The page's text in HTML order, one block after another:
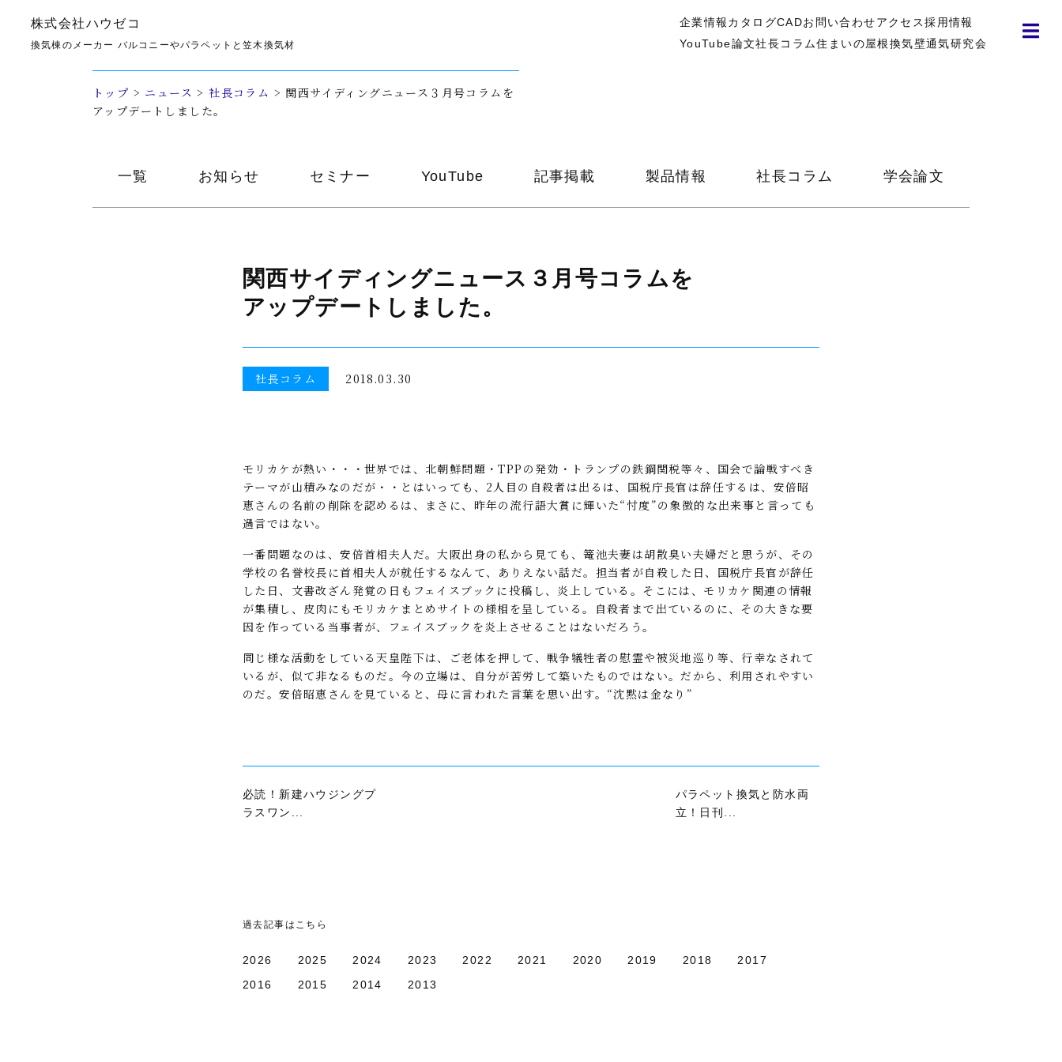
株式会社ハウゼコ
換気棟のメーカー バルコニーやパラペットと笠木換気材
企業情報カタログCADお問い合わせアクセス採用情報
YouTube論文社長コラム住まいの屋根換気壁通気研究会
社長コラム
トップ > ニュース >社長コラム > 関西サイディングニュース３月号コラムを
アップデートしました。
一覧 お知らせ セミナー YouTube 記事掲載 製品情報 社長コラム 学会論文
関西サイディングニュース３月号コラムを
アップデートしました。
社長コラム 2018.03.30
モリカケが熱い・・・世界では、北朝鮮問題・TPPの発効・トランプの鉄鋼関税等々、国会で論戦すべき
テーマが山積みなのだが・・とはいっても、2人目の自殺者は出るは、国税庁長官は辞任するは、安倍昭
恵さんの名前の削除を認めるは、まさに、昨年の流行語大賞に輝いた“忖度”の象徴的な出来事と言っても
過言ではない。
一番問題なのは、安倍首相夫人だ。大阪出身の私から見ても、篭池夫妻は胡散臭い夫婦だと思うが、その
学校の名誉校長に首相夫人が就任するなんて、ありえない話だ。担当者が自殺した日、国税庁長官が辞任
した日、文書改ざん発覚の日もフェイスブックに投稿し、炎上している。そこには、モリカケ関連の情報
が集積し、皮肉にもモリカケまとめサイトの様相を呈している。自殺者まで出ているのに、その大きな要
因を作っている当事者が、フェイスブックを炎上させることはないだろう。
同じ様な活動をしている天皇陛下は、ご老体を押して、戦争犠牲者の慰霊や被災地巡り等、行幸なされて
いるが、似て非なるものだ。今の立場は、自分が苦労して築いたものではない。だから、利用されやすい
のだ。安倍昭恵さんを見ていると、母に言われた言葉を思い出す。“沈黙は金なり”
必読！新建ハウジングプ
ラスワン...
パラペット換気と防水両
立！日刊...
過去記事はこちら
2026 2025 2024 2023 2022 2021 2020 2019 2018
2017
2016
2015 2014 2013